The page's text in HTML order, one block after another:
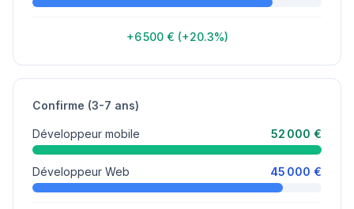
+6 500 € (+20.3%)
Confirme (3-7 ans)
Développeur mobile 52 000 €
Développeur Web 45 000 €